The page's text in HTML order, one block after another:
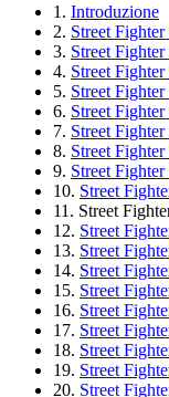
1. Introduzione
2. Street
3. Street
4. Street
5. Street
6. Street
7. Street
8. Street
9. Street
10. Street
11. Street
12. Street
13. Street
14. Street
15. Street
16. Street
17. Street
18. Street
19. Street
20. Street